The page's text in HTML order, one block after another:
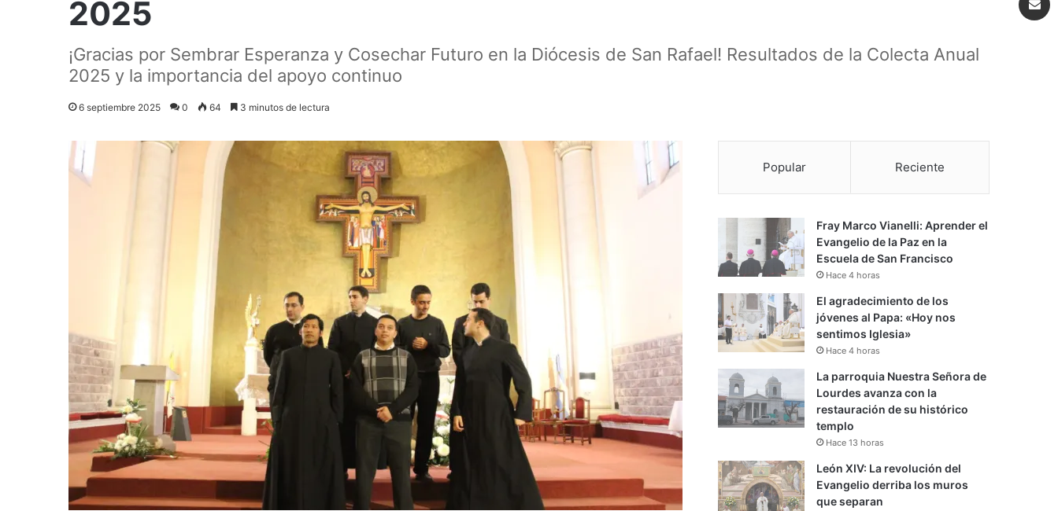
2025
¡Gracias por Sembrar Esperanza y Cosechar Futuro en la Diócesis de San Rafael! Resultados de la Colecta Anual
2025 y la importancia del apoyo continuo
6 septiembre 2025 0 64 3 minutos de lectura
Popular Reciente
Fray Marco Vianelli: Aprender el
Evangelio de la Paz en la
Escuela de San Francisco
Hace 4 horas
El agradecimiento de los
jóvenes al Papa: «Hoy nos
sentimos Iglesia»
Hace 4 horas
La parroquia Nuestra Señora de
Lourdes avanza con la
restauración de su histórico
templo
Hace 13 horas
León XIV: La revolución del
Evangelio derriba los muros
que separan